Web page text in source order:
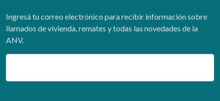
Ingresá tu correo electrónico para recibir información sobre
llamados de vivienda, remates y todas las novedades de la
ANV.
Email